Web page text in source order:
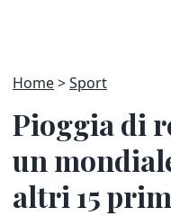
Home Sport
Pioggia di
un
altri 15